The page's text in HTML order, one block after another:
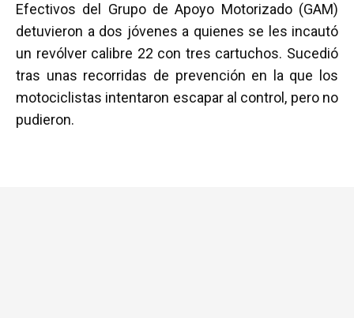
ce
b
o
o
k
tt
er
at
s
A
p
ail m
p
ar
tir
Efectivos del Grupo de Apoyo Motorizado (GAM)
detuvieron a dos jóvenes a quienes se les incautó
un revólver calibre 22 con tres cartuchos. Sucedió
tras unas recorridas de prevención en la que los
motociclistas intentaron escapar al control, pero no
pudieron.